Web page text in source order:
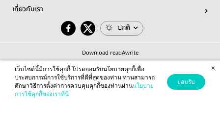
เกี่ยวกับเรา
ปกติ
Download readAwrite
© 2026 readAwrite.com by MEB Corporation Public Company Limited
This site is protected by reCAPTCHA and the Google
เว็บไซต์นี้มีการใช้คุกกี้ โปรดยอมรับนโยบายคุกกี้เพื่อ
ประสบการณ์การใช้บริการที่ดีที่สุดของท่าน ท่านสามารถ
ศึกษาวิธีการตั้งค่าการควบคุมคุกกี้ของท่านผ่านนโยบาย
การใช้คุกกี้ของเราที่นี่
ยอมรับ
×